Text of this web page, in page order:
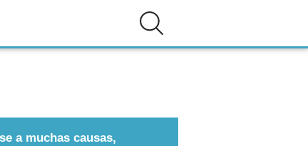
a muchas causas,